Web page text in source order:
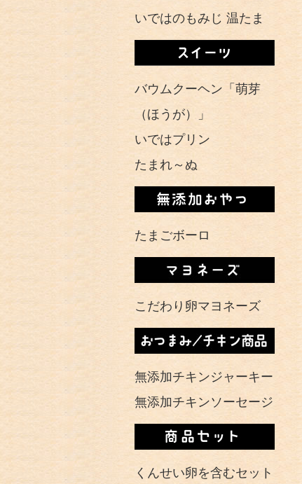
いではのもみじ 温たま
バウムクーヘン「萌芽
（ほうが）」
いではプリン
たまれ～ぬ
たまごボーロ
こだわり卵マヨネーズ
無添加チキンジャーキー
無添加チキンソーセージ
くんせい卵を含むセット